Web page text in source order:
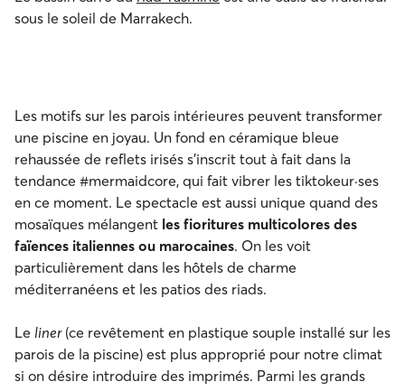
sous le soleil de Marrakech.
Les motifs sur les parois intérieures peuvent transformer
une piscine en joyau. Un fond en céramique bleue
rehaussée de reflets irisés s’inscrit tout à fait dans la
tendance #mermaidcore, qui fait vibrer les tiktokeur·ses
en ce moment. Le spectacle est aussi unique quand des
mosaïques mélangent les fioritures multicolores des
faïences italiennes ou marocaines. On les voit
particulièrement dans les hôtels de charme
méditerranéens et les patios des riads.
Le liner(ce revêtement en plastique souple installé sur les
parois de la piscine) est plus approprié pour notre climat
si on désire introduire des imprimés. Parmi les grands